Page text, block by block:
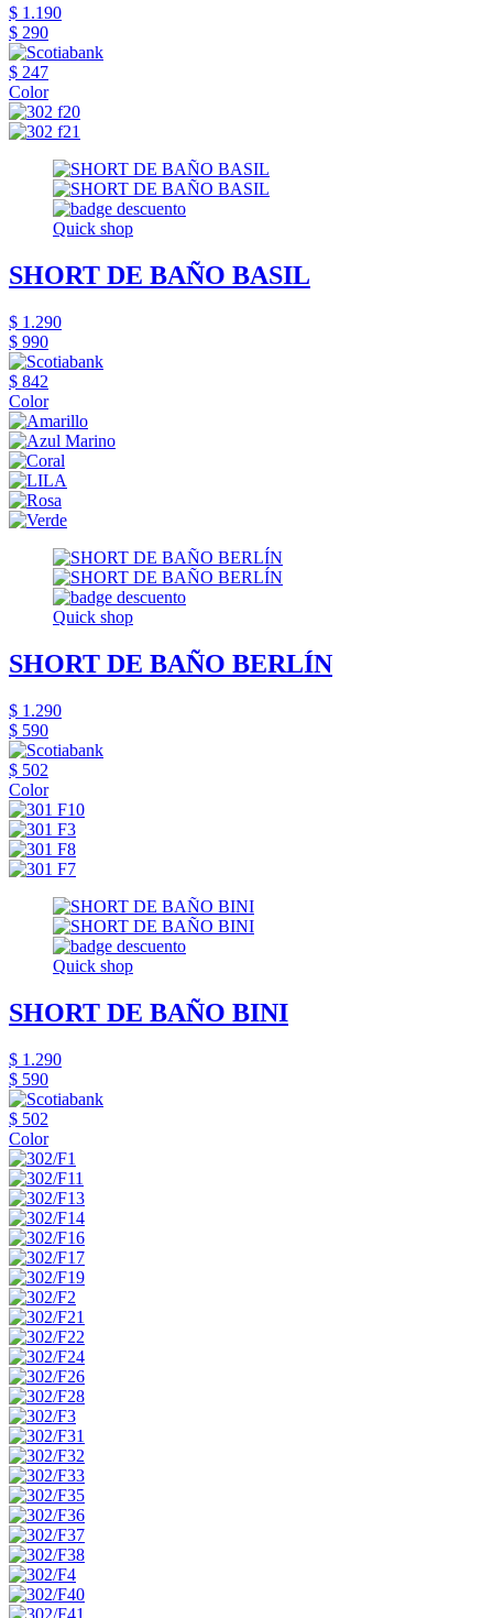
$ 1.190
$ 290
$ 247
Color
Quick shop
SHORT DE BAÑO BASIL
$ 1.290
$ 990
$ 842
Color
Quick shop
SHORT DE BAÑO BERLÍN
$ 1.290
$ 590
$ 502
Color
Quick shop
SHORT DE BAÑO BINI
$ 1.290
$ 590
$ 502
Color